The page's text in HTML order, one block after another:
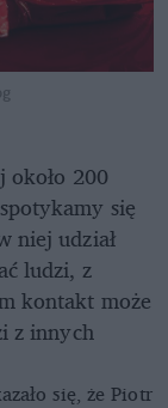
200
spotykamy się
niej udział
ludzi, z
kontakt może
z innych
się, że Piotr